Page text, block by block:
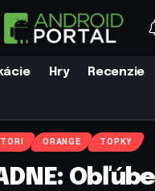
Hry Recenzie
ORANGE TOPKY